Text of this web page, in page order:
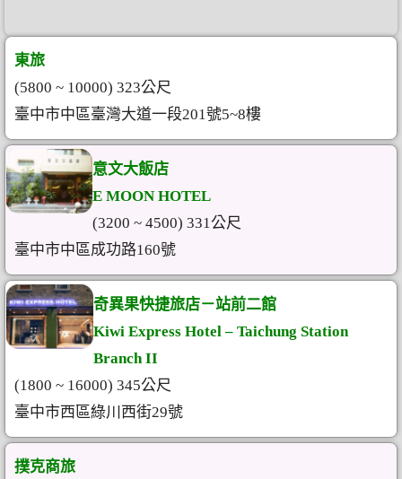
東旅
(5800 ~ 10000) 323公尺
臺中市中區臺灣大道一段201號5~8樓
意文大飯店
E MOON HOTEL
(3200 ~ 4500) 331公尺
臺中市中區成功路160號
奇異果快捷旅店－站前二館
Kiwi Express Hotel – Taichung Station
Branch II
(1800 ~ 16000) 345公尺
臺中市西區綠川西街29號
撲克商旅